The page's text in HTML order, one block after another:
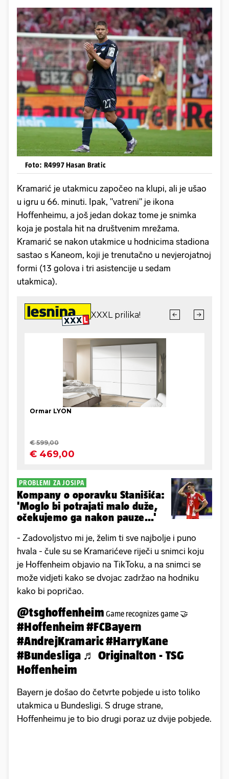
Foto: R4997 Hasan Bratic
Kramarić je utakmicu započeo na klupi, ali je ušao
u igru u 66. minuti. Ipak, "vatreni" je ikona
Hoffenheimu, a još jedan dokaz tome je snimka
koja je postala hit na društvenim mrežama.
Kramarić se nakon utakmice u hodnicima stadiona
sastao s Kaneom, koji je trenutačno u nevjerojatnoj
formi (13 golova i tri asistencije u sedam
utakmica).
PROBLEMI ZA JOSIPA
Kompany o oporavku Stanišića:
'Moglo bi potrajati malo duže,
očekujemo ga nakon pauze...'
- Zadovoljstvo mi je, želim ti sve najbolje i puno
hvala - čule su se Kramarićeve riječi u snimci koju
je Hoffenheim objavio na TikToku, a na snimci se
može vidjeti kako se dvojac zadržao na hodniku
kako bi popričao.
@tsghoffenheim Game recognizes game 🤝
#Hoffenheim#FCBayern
#AndrejKramaric#HarryKane
#Bundesliga ♬ Originalton - TSG
Hoffenheim
Bayern je došao do četvrte pobjede u isto toliko
utakmica u Bundesligi. S druge strane,
Hoffenheimu je to bio drugi poraz uz dvije pobjede.